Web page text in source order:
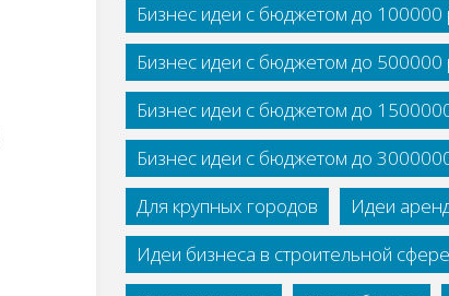
Бизнес идеи с бюджетом до 100000
Бизнес идеи с бюджетом до 500000
Бизнес идеи с бюджетом до
Бизнес идеи с бюджетом до
Для крупных городов
Идеи
Идеи бизнеса в строительной сфере